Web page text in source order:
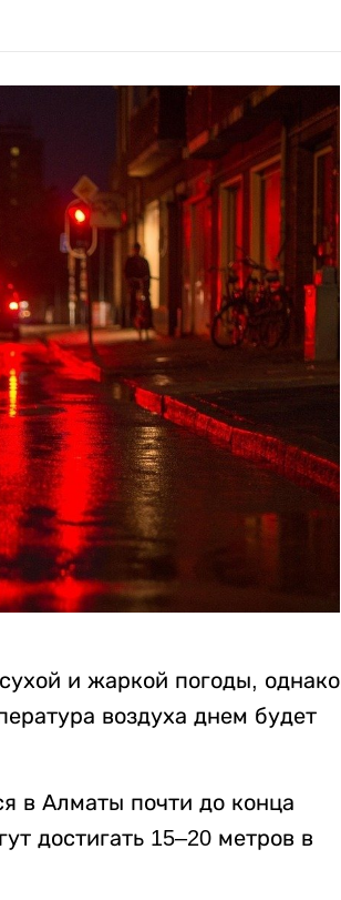
и жаркой погоды, однако
воздуха днем будет
в Алматы почти до конца
достигать 15–20 метров в